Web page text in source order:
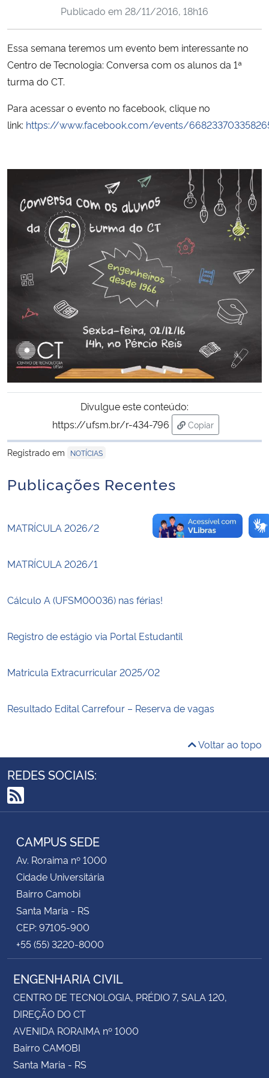
Ministério da Cidadania
Ministério de Minas e Energia
Ministério da Ciência, Tecnologia, Inovações e Comunicações
Ministério do Turismo
Ministério do Desenvolvimento Regional
Controladoria-Geral da União
Ministério da Mulher, da Família e dos Direitos Humanos
Gabinete de Segurança Institucional
Advocacia-Geral da União
Banco Central do Brasil
Planalto
Publicado em 28/11/2016, 18h16
Essa semana teremos um evento bem interessante no
Centro de Tecnologia: Conversa com os alunos da 1ª
turma do CT.
Para acessar o evento no facebook, clique no
link: https://www.facebook.com/events/
Divulgue este conteúdo:
https://ufsm.br/r-434-796
Copiar
para área de
Registrado em
NOTÍCIAS
Publicações Recentes
MATRÍCULA 2026/2
MATRÍCULA 2026/1
Cálculo A (UFSM00036) nas férias!
Registro de estágio via Portal Estudantil
Matricula Extracurricular 2025/02
Resultado Edital Carrefour – Reserva de vagas
Voltar ao topo
REDES SOCIAIS:
RSS
CAMPUS SEDE
Av. Roraima nº 1000
Cidade Universitária
Bairro Camobi
Santa Maria - RS
CEP: 97105-900
+55 (55) 3220-8000
ENGENHARIA CIVIL
CENTRO DE TECNOLOGIA, PRÉDIO 7, SALA 120,
DIREÇÃO DO CT
AVENIDA RORAIMA nº 1000
Bairro CAMOBI
Santa Maria - RS